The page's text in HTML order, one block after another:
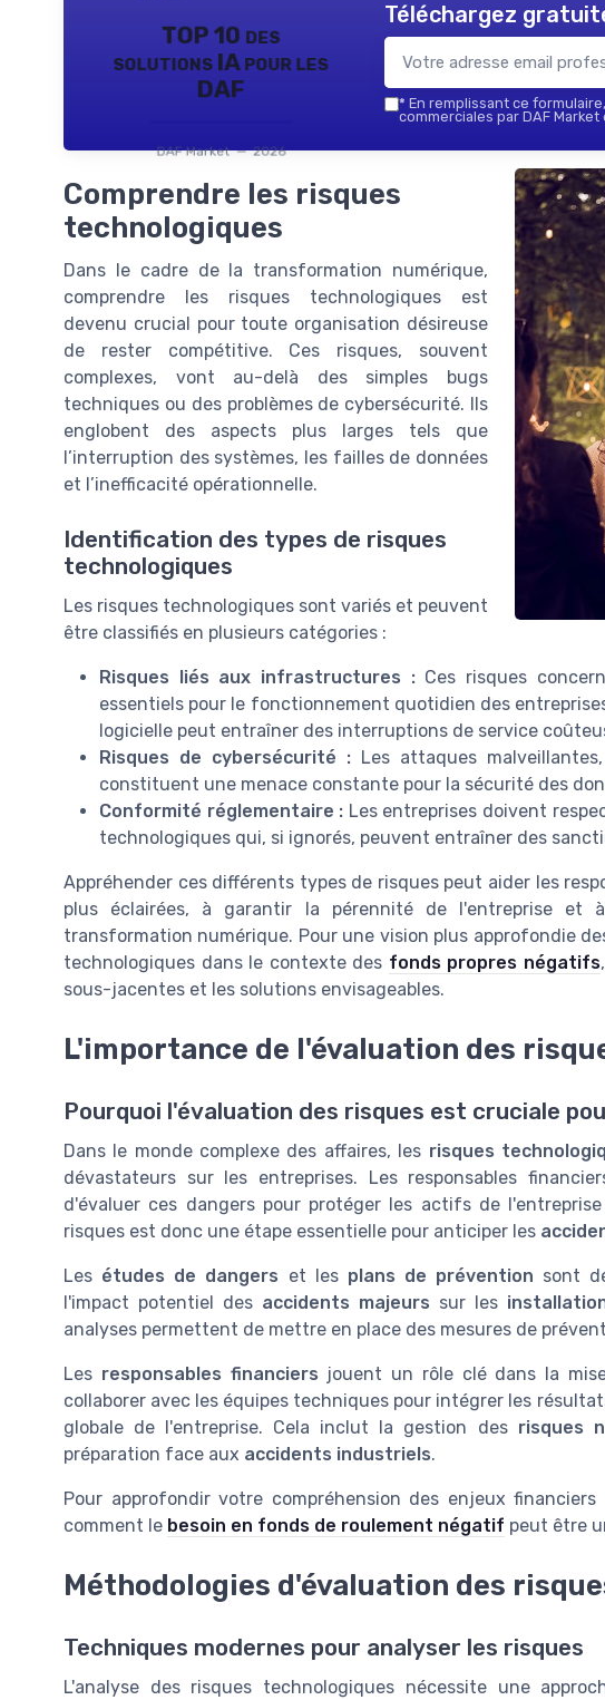
TOP 10 des
solutions IA pour les
DAF
DAF Market — 2026
Téléchargez
* En remplissant ce
commerciales par DAF
Comprendre les risques
technologiques
Dans le cadre de la transformation numérique,
comprendre les risques technologiques est
devenu crucial pour toute organisation désireuse
de rester compétitive. Ces risques, souvent
complexes, vont au-delà des simples bugs
techniques ou des problèmes de cybersécurité. Ils
englobent des aspects plus larges tels que
l’interruption des systèmes, les failles de données
et l’inefficacité opérationnelle.
Identification des types de risques
technologiques
Les risques technologiques sont variés et peuvent
être classifiés en plusieurs catégories :
Risques liés aux infrastructures :Ces risques
essentiels pour le fonctionnement quotidien des
logicielle peut entraîner des interruptions de service
Risques de cybersécurité :Les attaques
constituent une menace constante pour la sécurité des
Conformité réglementaire : Les entreprises doivent
technologiques qui, si ignorés, peuvent entraîner des
Appréhender ces différents types de risques peut aider les
plus éclairées, à garantir la pérennité de l'entreprise et
transformation numérique. Pour une vision plus approfondie
technologiques dans le contexte des fonds propres négatifs
sous-jacentes et les solutions envisageables.
L'importance de l'évaluation des
Pourquoi l'évaluation des risques est cruciale
Dans le monde complexe des affaires, les risques
dévastateurs sur les entreprises. Les responsables
d'évaluer ces dangers pour protéger les actifs de
risques est donc une étape essentielle pour anticiper les
Les études de dangers et les plans de prévention sont
l'impact potentiel des accidents majeurs sur les
analyses permettent de mettre en place des mesures de
Les responsables financiers jouent un rôle clé dans la
collaborer avec les équipes techniques pour intégrer les
globale de l'entreprise. Cela inclut la gestion des risques
préparation face aux accidents industriels.
Pour approfondir votre compréhension des enjeux
comment le besoin en fonds de roulement négatif peut être
Méthodologies d'évaluation des
Techniques modernes pour analyser les risques
L'analyse des risques technologiques nécessite une